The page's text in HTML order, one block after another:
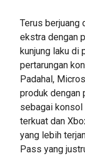
Terus berjuang
ekstra dengan
kunjung laku di
pertarungan
Padahal,
produk dengan
sebagai
terkuat dan
yang lebih
Pass yang